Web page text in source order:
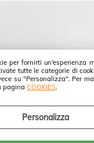
per fornirti un'esperienza
tutte le categorie di
su "Personalizza". Per
pagina COOKIES.
Personalizza
S.R.L. - Partita IVA: